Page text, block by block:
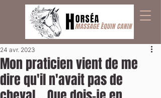
Mon praticien vient de me
dire qu'il n'avait pas de
24 avr. 2023